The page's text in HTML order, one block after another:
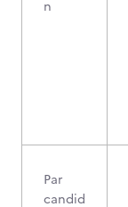
n
Par
candid